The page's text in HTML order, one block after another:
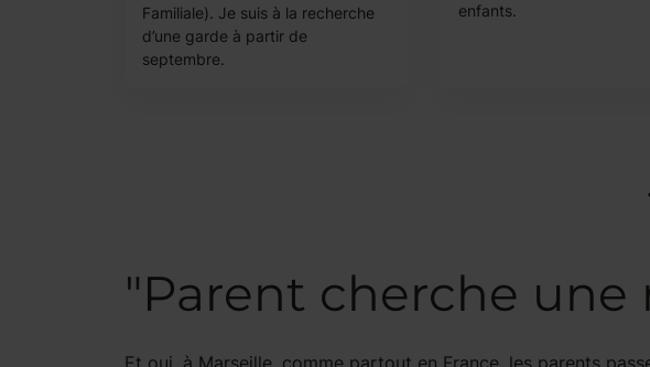
Familiale). Je suis à la recherche
d’une garde à partir de
septembre.
enfants.
"Parent cherche une
Et oui, à Marseille, comme partout en France, les parents